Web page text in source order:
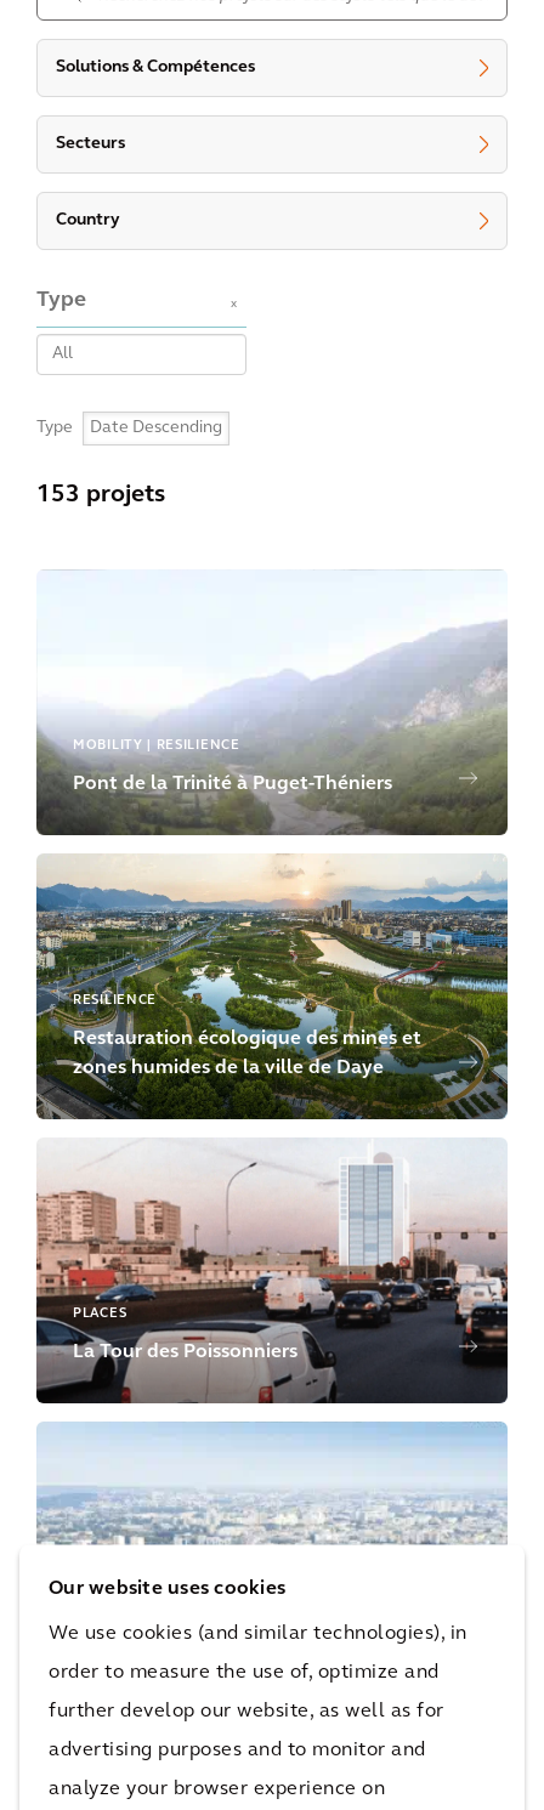
Our website uses cookies
We use cookies (and similar technologies), in
order to measure the use of, optimize and
further develop our website, as well as for
advertising purposes and to monitor and
analyze your browser experience on
Solutions & Compétences
Secteurs
Country
Type x
Type
153 projets
MOBILITY | RESILIENCE
Pont de la Trinité à Puget-Théniers
RESILIENCE
Restauration écologique des mines et
zones humides de la ville de Daye
PLACES
La Tour des Poissonniers
Village des Athlètes